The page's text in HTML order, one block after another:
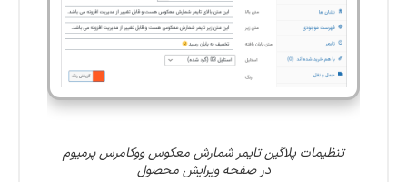
تنظیمات پلاگین تایمر شمارش معکوس ووکامرس پرمیوم
در صفحه ویرایش محصول